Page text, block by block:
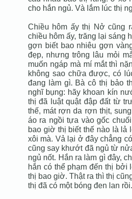
cho hắn ngủ. Và lắm lúc thị
Chiều hôm ấy thị Nở cũng
chiều hôm ấy, trăng lại sáng
gợn biết bao nhiêu gợn
đẹp, nhưng trông lâu mỏi
muốn ngáp mà mí mắt thì
không sao chữa được, có
đang làm gì. Bà cô thị bảo
nghĩ bụng: hãy khoan kín
thị đã luật quật đập đất từ
thế, mát rợn da rợn thịt,
áo ra ngồi tựa vào gốc
bao giờ thị biết thế nào là lả
xôi mà. Vả lại ở đây chẳng
cũng say khướt đã ngủ từ
ngủ nốt. Hắn ra làm gì đây,
hắn có thể phạm đến thị bởi
thị bao giờ. Thật ra thì thị
thị đã có một bóng đen lan